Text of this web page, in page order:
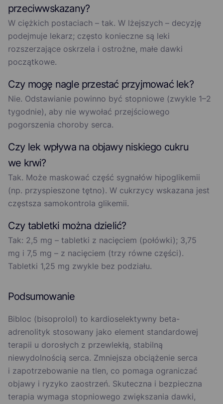
przeciwwskazany?
W ciężkich postaciach – tak. W lżejszych – decyzję
podejmuje lekarz; często konieczne są leki
rozszerzające oskrzela i ostrożne, małe dawki
początkowe.
Czy mogę nagle przestać przyjmować lek?
Nie. Odstawianie powinno być stopniowe (zwykle 1–2
tygodnie), aby nie wywołać przejściowego
pogorszenia choroby serca.
Czy lek wpływa na objawy niskiego cukru
we krwi?
Tak. Może maskować część sygnałów hipoglikemii
(np. przyspieszone tętno). W cukrzycy wskazana jest
częstsza samokontrola glikemii.
Czy tabletki można dzielić?
Tak: 2,5 mg – tabletki z nacięciem (połówki); 3,75
mg i 7,5 mg – z nacięciem (trzy równe części).
Tabletki 1,25 mg zwykle bez podziału.
Podsumowanie
Bibloc (bisoprolol) to kardioselektywny beta-
adrenolityk stosowany jako element standardowej
terapii u dorosłych z przewlekłą, stabilną
niewydolnością serca. Zmniejsza obciążenie serca
i zapotrzebowanie na tlen, co pomaga ograniczać
objawy i ryzyko zaostrzeń. Skuteczna i bezpieczna
terapia wymaga stopniowego zwiększania dawki,